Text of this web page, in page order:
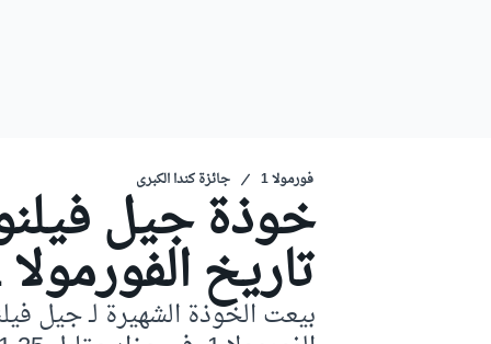
موتو جي بي
فورمولا 1 جائزة كندا الكبرى
خوذة جيل
تاريخ الفورمولا 1
بيعت الخوذة الشهيرة لـ جيل